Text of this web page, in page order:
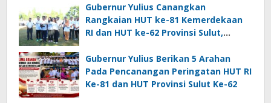
Gubernur Yulius Canangkan
Rangkaian HUT ke-81 Kemerdekaan
RI dan HUT ke-62 Provinsi Sulut,
Gubernur Yulius Berikan 5 Arahan
Pada Pencanangan Peringatan HUT RI
Ke-81 dan HUT Provinsi Sulut Ke-62